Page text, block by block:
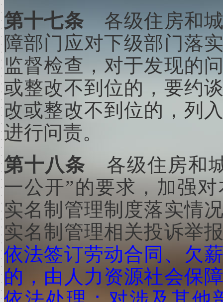
第十七条 各级住房和
障部门应对下级部门落
监督检查，对于发现的
或整改不到位的，要约
改或整改不到位的，列
进行问责。
第十八条 各级住房和
一公开”的要求，加强
实名制管理制度落实情
实名制管理相关投诉举
依法签订劳动合同、欠
的，由人力资源社会保